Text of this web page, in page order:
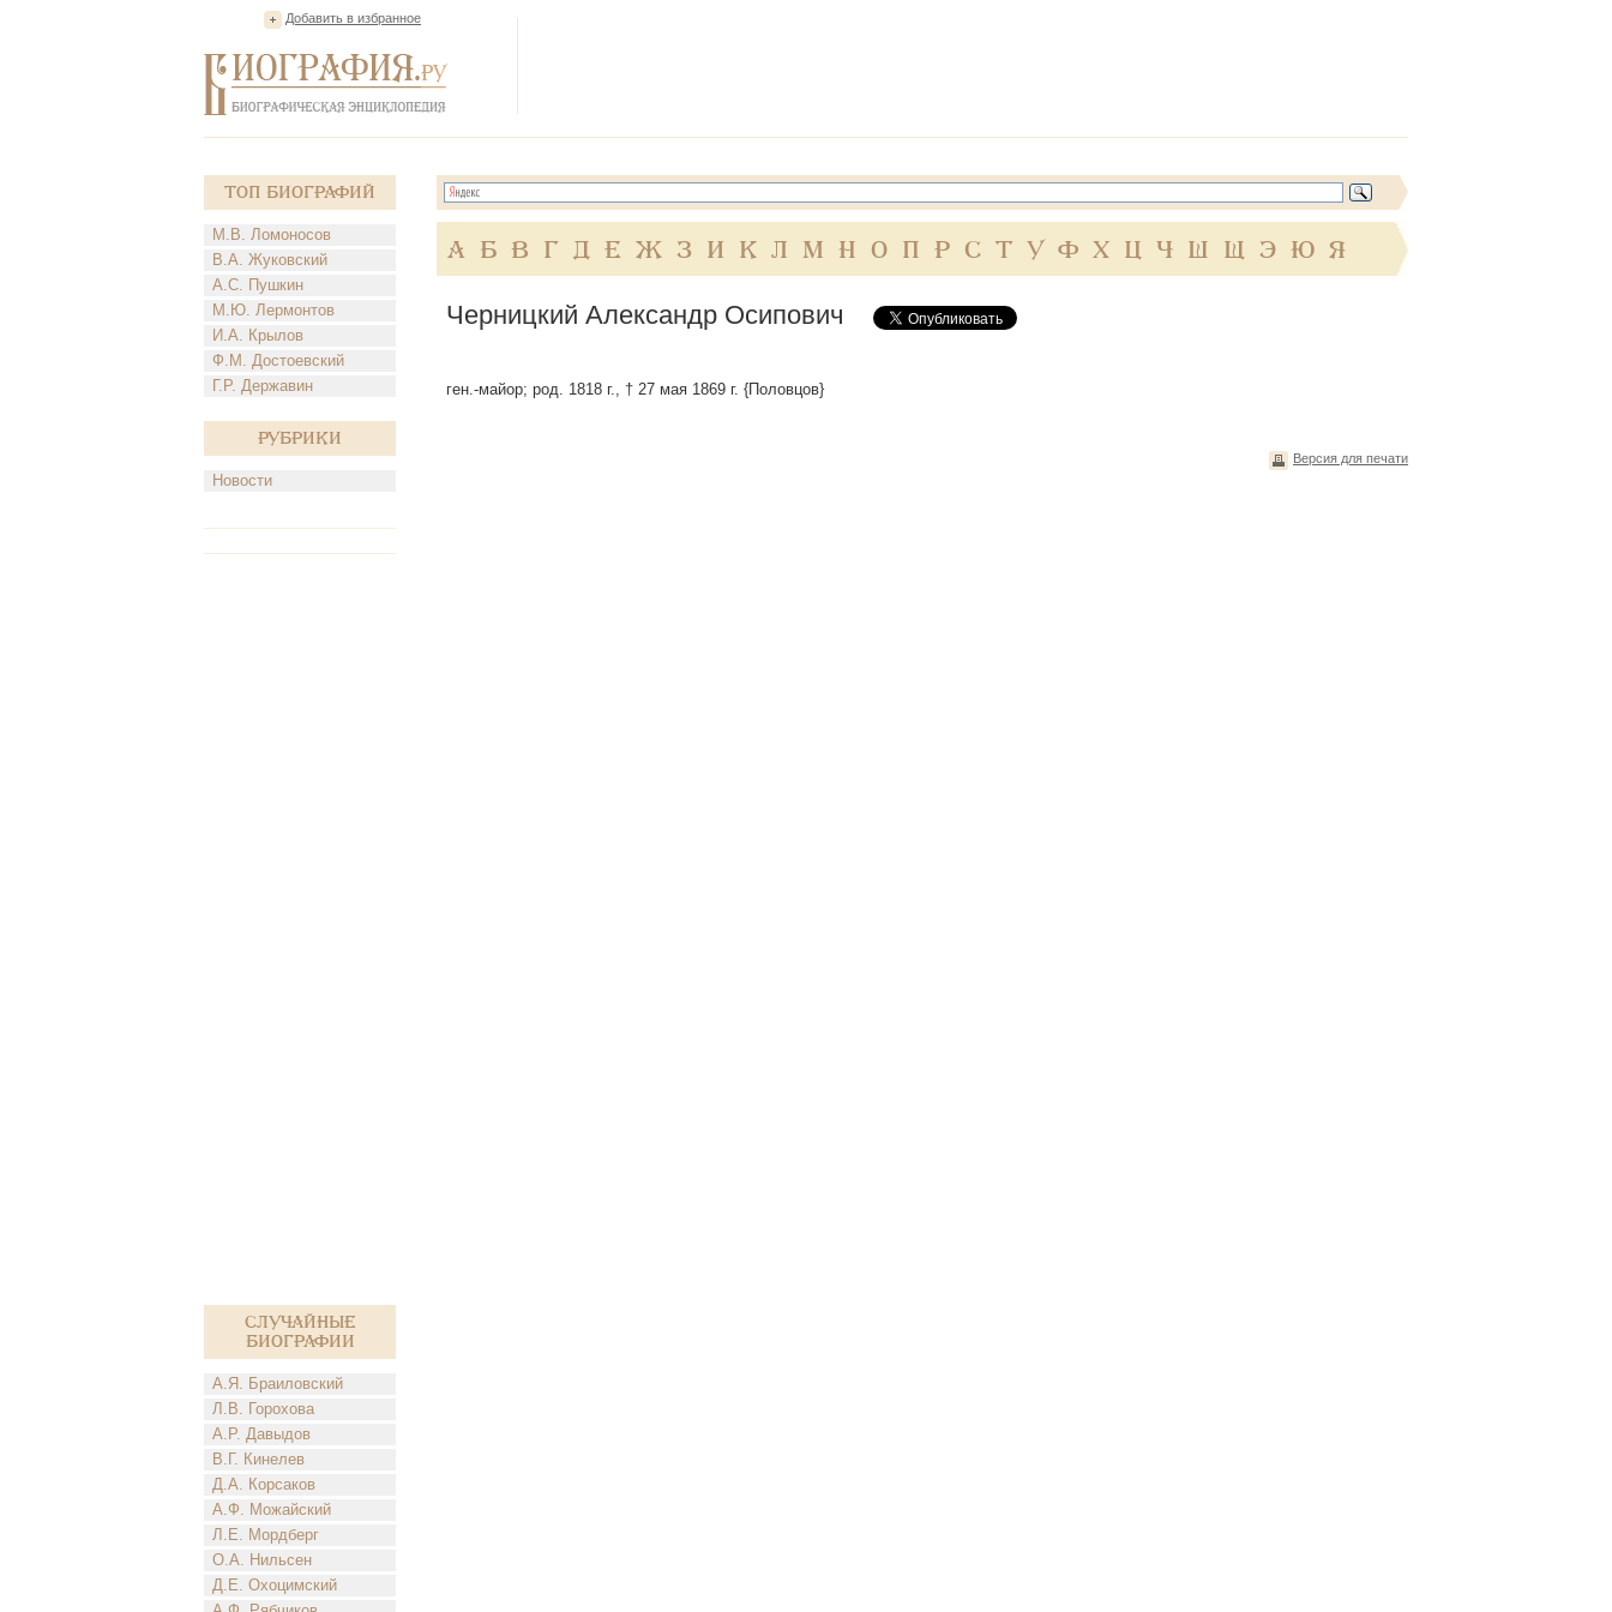
Добавить в избранное
Топ Биографий
М.В. Ломоносов
В.А. Жуковский
А.С. Пушкин
М.Ю. Лермонтов
И.А. Крылов
Ф.М. Достоевский
Г.Р. Державин
Рубрики
Новости
Случайные
биографии
А.Я. Браиловский
Л.В. Горохова
А.Р. Давыдов
В.Г. Кинелев
Д.А. Корсаков
А.Ф. Можайский
Л.Е. Мордберг
О.А. Нильсен
Д.Е. Охоцимский
А Б В Г Д Е Ж З И К Л М Н О П Р С Т У Ф Х Ц Ч Ш Щ Э Ю Я
Черницкий Александр Осипович
ген.-майор; род. 1818 г., † 27 мая 1869 г. {Половцов}
Версия для печати